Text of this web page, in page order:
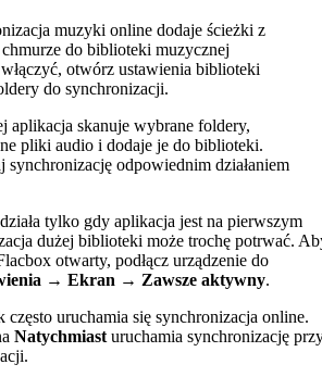
muzyki online dodaje ścieżki z
chmurze do biblioteki muzycznej
otwórz ustawienia biblioteki
do synchronizacji.
aplikacja skanuje wybrane foldery,
pliki audio i dodaje je do biblioteki.
synchronizację odpowiednim działaniem
tylko gdy aplikacja jest na pierwszym
dużej biblioteki może trochę potrwać.
otwarty, podłącz urządzenie do
→ Ekran → Zawsze aktywny.
często uruchamia się synchronizacja online.
Natychmiast uruchamia synchronizację